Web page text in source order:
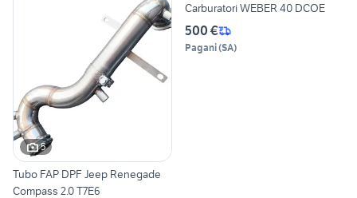
5
Tubo FAP DPF Jeep Renegade
Compass 2.0 T7E6
Carburatori WEBER 40 DCOE
500 €
Pagani(SA)